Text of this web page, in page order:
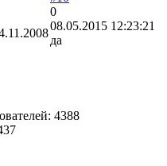
0
08.05.2015 12:23:21
да
4388